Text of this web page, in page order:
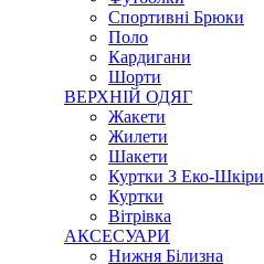
Спортивні Брюки
Поло
Кардигани
Шорти
ВЕРХНІЙ ОДЯГ
Жакети
Жилети
Шакети
Куртки З Еко-Шкіри
Куртки
Вітрівка
АКСЕСУАРИ
Нижня Білизна